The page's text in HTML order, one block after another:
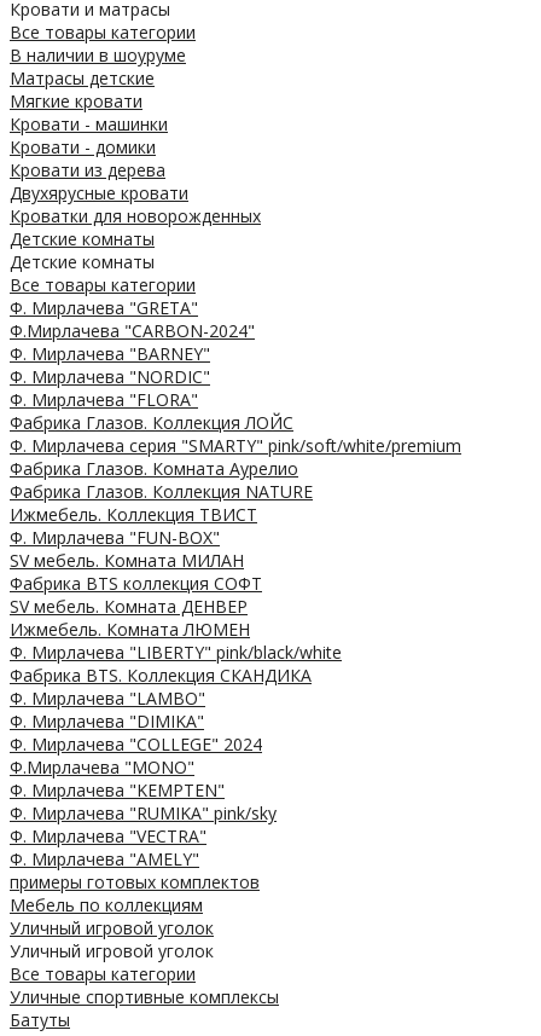
Кровати и матрасы
Все товары категории
В наличии в шоуруме
Матрасы детские
Мягкие кровати
Кровати - машинки
Кровати - домики
Кровати из дерева
Двухярусные кровати
Кроватки для новорожденных
Детские комнаты
Детские комнаты
Все товары категории
Ф. Мирлачева "GRETA"
Ф.Мирлачева "CARBON-2024"
Ф. Мирлачева "BARNEY"
Ф. Мирлачева "NORDIC"
Ф. Мирлачева "FLORA"
Фабрика Глазов. Коллекция ЛОЙС
Ф. Мирлачева серия "SMARTY" pink/soft/white/premium
Фабрика Глазов. Комната Аурелио
Фабрика Глазов. Коллекция NATURE
Ижмебель. Коллекция ТВИСТ
Ф. Мирлачева "FUN-BOX"
SV мебель. Комната МИЛАН
Фабрика BTS коллекция СОФТ
SV мебель. Комната ДЕНВЕР
Ижмебель. Комната ЛЮМЕН
Ф. Мирлачева "LIBERTY" pink/black/white
Фабрика BTS. Коллекция СКАНДИКА
Ф. Мирлачева "LAMBO"
Ф. Мирлачева "DIMIKA"
Ф. Мирлачева "COLLEGE" 2024
Ф.Мирлачева "MONO"
Ф. Мирлачева "KEMPTEN"
Ф. Мирлачева "RUMIKA" pink/sky
Ф. Мирлачева "VECTRA"
Ф. Мирлачева "AMELY"
примеры готовых комплектов
Мебель по коллекциям
Уличный игровой уголок
Уличный игровой уголок
Все товары категории
Уличные спортивные комплексы
Батуты